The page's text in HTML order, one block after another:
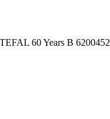
60 Years В 6200452